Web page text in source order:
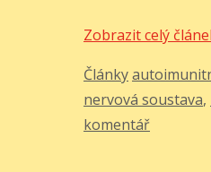
Zobrazit celý
Rubriky
ČlánkyŠtítky
nervová soustava,
komentář